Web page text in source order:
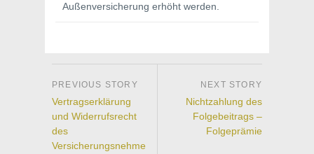
Außenversicherung erhöht werden.
Vertragserklärung
und Widerrufsrecht
des
Versicherungsnehme
Nichtzahlung des
Folgebeitrags –
Folgeprämie